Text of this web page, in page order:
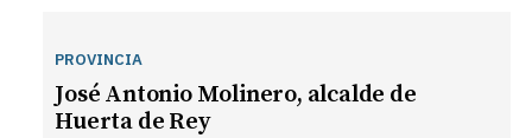
PROVINCIA
José Antonio Molinero, alcalde de
Huerta de Rey